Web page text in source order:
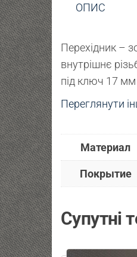
ОПИС
Перехідник –
внутрішнє
під ключ 17 мм
Переглянути
Материал
Покрытие
Супутні